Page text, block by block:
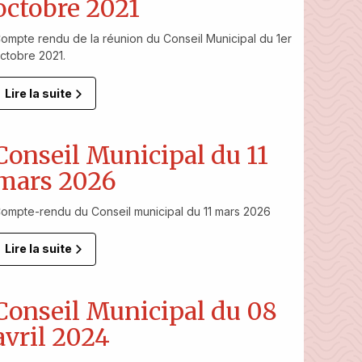
2021
rendu de la réunion du Conseil Municipal du 1er
2021.
Lire la suite
Municipal du 11
2026
rendu du Conseil municipal du 11 mars 2026
Lire la suite
Municipal du 08
2024